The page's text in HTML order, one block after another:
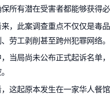
所有潜在受害者都能够获得
，此案调查重点不仅仅是毒
劳工剥削甚至跨州犯罪网络。
当局尚未公布正式起诉名单
这起原本发生在一家华人餐